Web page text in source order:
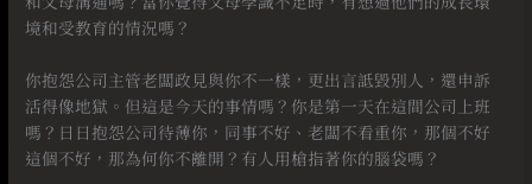
境和受教育的情況嗎？
你抱怨公司主管老闆政見與你不一樣，更出言詆毀別人，還申訴
活得像地獄。但這是今天的事情嗎？你是第一天在這間公司上班
嗎？日日抱怨公司待薄你，同事不好、老闆不看重你，那個不好
這個不好，那為何你不離開？有人用槍指著你的腦袋嗎？